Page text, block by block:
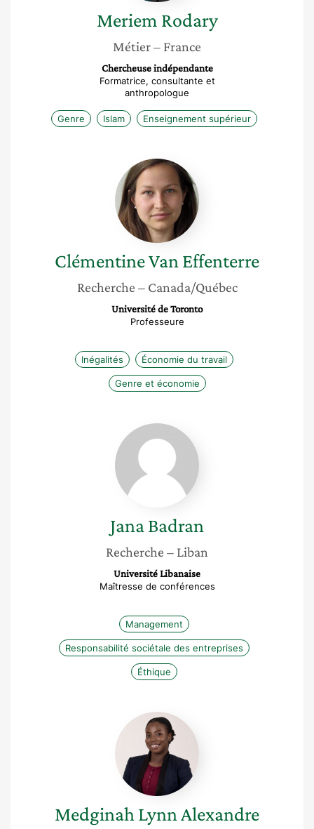
Meriem Rodary
Métier– France
Chercheuse indépendante
Formatrice, consultante et
anthropologue
Genre Islam Enseignement supérieur
Clémentine
Van
Effenterre
ClémentineVan Effenterre
Recherche – Canada/Québec
Université de Toronto
Professeure
Inégalités Économie du travail
Genre et économie
Jana
Badran
JanaBadran
Recherche – Liban
Université Libanaise
Maîtresse de conférences
Management
Responsabilité sociétale des entreprises
Éthique
Medginah
Lynn
Alexandre
Medginah LynnAlexandre